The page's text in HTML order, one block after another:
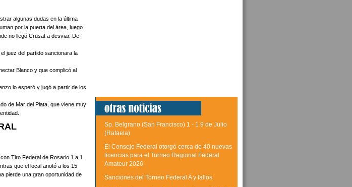
algunas dudas en la última
por la puerta del área, luego
no llegó Crusat a desviar. De
juez del partido sancionara la
Blanco y que complicó al
lo esperó y jugó a partir de los
de Mar del Plata, que viene muy
Tiro Federal de Rosario 1 a 1
que el local anotó a los 15
pierde una gran oportunidad de
Sp. Belgrano (San Francisco) 1 - 1 9 de Julio
(Rafaela)
El Consejo Federal otorgó cerca de 40 nuevas
licencias para el Torneo Regional Federal
Amateur 2026
Sanciones del Torneo Federal A y fallos